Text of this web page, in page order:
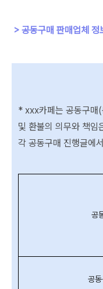
> 공동구매 판매업체 정
* xxx카페는 공동구매
및 환불의 의무와 책임
각 공동구매 진행글에
공
공